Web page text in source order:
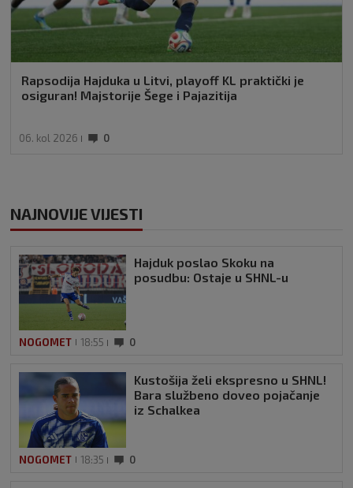
Rapsodija Hajduka u Litvi, playoff KL praktički je
osiguran! Majstorije Šege i Pajazitija
06. kol 2026 0
NAJNOVIJE VIJESTI
Hajduk poslao Skoku na
posudbu: Ostaje u SHNL-u
NOGOMET 18:55 0
Kustošija želi ekspresno u SHNL!
Bara službeno doveo pojačanje
iz Schalkea
NOGOMET 18:35 0